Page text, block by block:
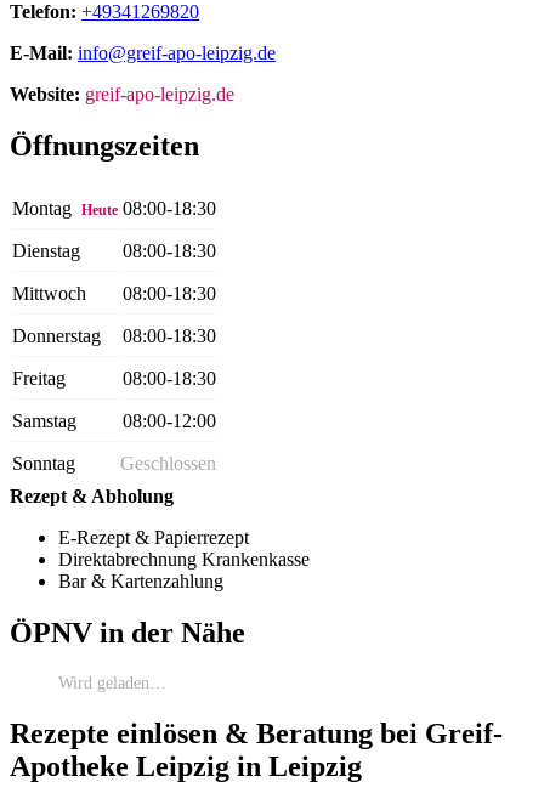
Telefon: +49341269820
E-Mail: info@greif-apo-leipzig.de
Website: greif-apo-leipzig.de
Öffnungszeiten
Montag Heute 08:00-18:30
Dienstag 08:00-18:30
Mittwoch 08:00-18:30
Donnerstag 08:00-18:30
Freitag 08:00-18:30
Samstag 08:00-12:00
Sonntag
Geschlossen
Rezept & Abholung
E-Rezept & Papierrezept
Direktabrechnung Krankenkasse
Bar & Kartenzahlung
ÖPNV in der Nähe
Wird geladen…
Rezepte einlösen & Beratung bei Greif-
Apotheke Leipzig in Leipzig